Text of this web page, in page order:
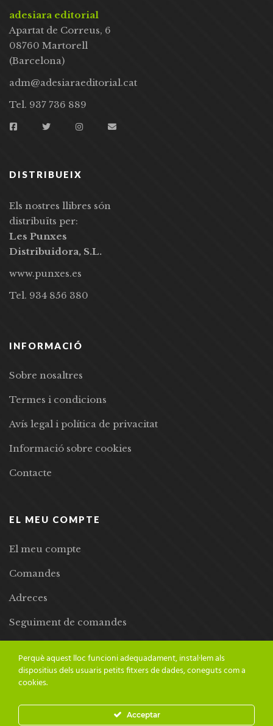
adesiara editorial
Apartat de Correus, 6
08760 Martorell
(Barcelona)
adm@adesiaraeditorial.cat
Tel. 937 736 889
DISTRIBUEIX
Els nostres llibres són
distribuïts per:
Les Punxes
Distribuidora, S.L.
www.punxes.es
Tel. 934 856 380
INFORMACIÓ
Sobre nosaltres
Termes i condicions
Avís legal i política de privacitat
Informació sobre cookies
Contacte
EL MEU COMPTE
El meu compte
Comandes
Adreces
Seguiment de comandes
Perquè aquest lloc funcioni adequadament, instal·lem als
dispositius dels usuaris petits fitxers de dades, coneguts com a
cookies.
Acceptar